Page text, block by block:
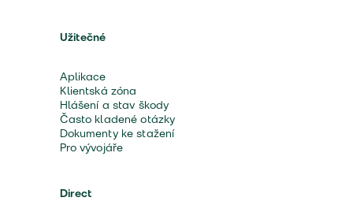
Užitečné
Aplikace
Klientská zóna
Hlášení a stav škody
Často kladené otázky
Dokumenty ke stažení
Pro vývojáře
Direct